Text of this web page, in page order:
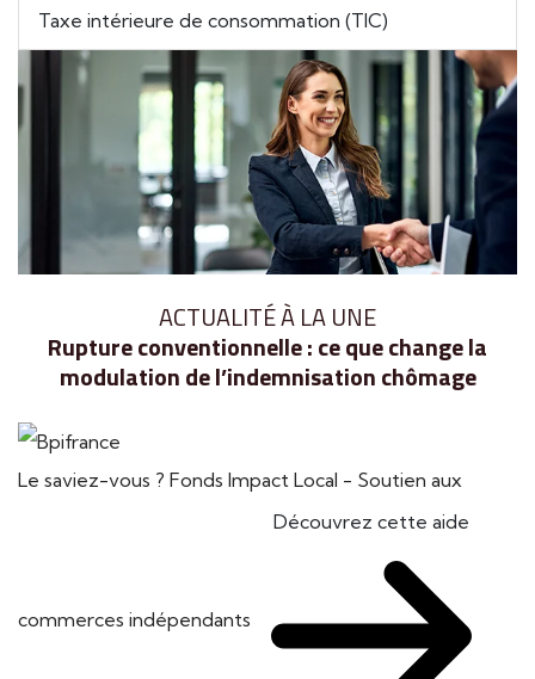
Taxe intérieure de consommation (TIC)
ACTUALITÉ À LA UNE
Rupture conventionnelle : ce que change la
modulation de l’indemnisation chômage
Le saviez-vous ? Fonds Impact Local - Soutien aux
commerces indépendants
Découvrez cette aide